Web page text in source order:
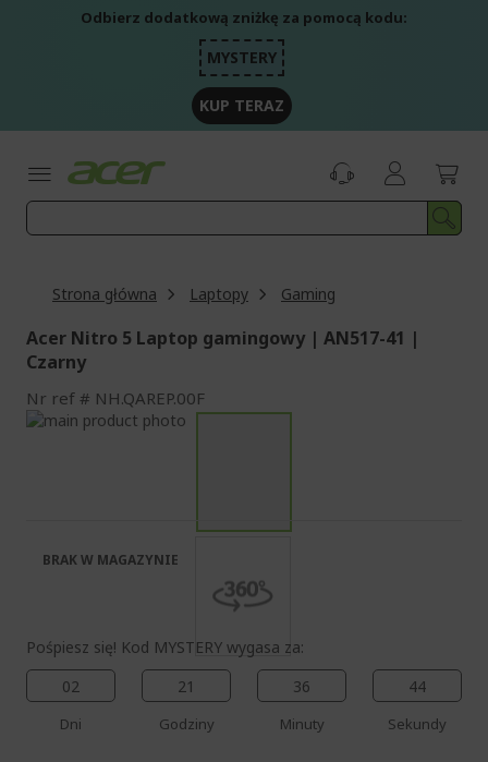
Odbierz dodatkową zniżkę za pomocą kodu:
MYSTERY
KUP TERAZ
Strona główna Laptopy Gaming
Acer Nitro 5 Laptop gamingowy | AN517-41 |
Czarny
Nr ref NH.QAREP.00F
Przejdź
Pośpiesz się! Kod MYSTERY wygasa za:
02
Dni
21
Godziny
36
Minuty
43
Sekundy
BRAK W MAGAZYNIE